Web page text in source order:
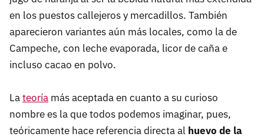
en los puestos callejeros y mercadillos. También
aparecieron variantes aún más locales, como la de
Campeche, con leche evaporada, licor de caña e
incluso cacao en polvo.
Lateoría más aceptada en cuanto a su curioso
nombre es la que todos podemos imaginar, pues,
teóricamente hace referencia directa al huevo de la